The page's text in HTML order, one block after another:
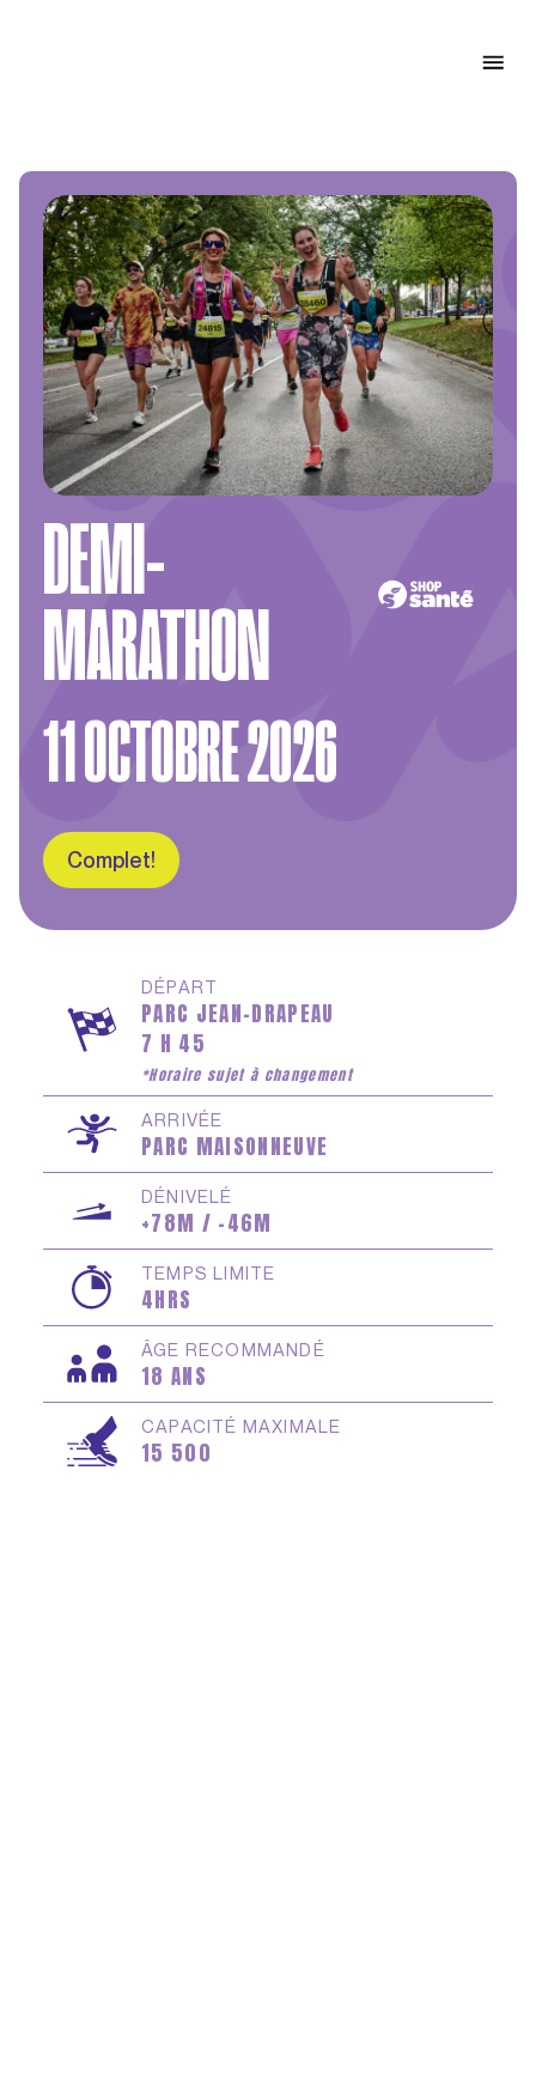
MARATHON BENEVA DE MONTRÉAL
ACCUEIL
RÉSULTATS
LES ÉPREUVES
L'ÉVÈNENEMENT
CONSEILS COUREURS
INSCRIPTION 2026
21K NESPRESSO DE MONTRÉAL
NOS ÉPREUVES
L'ÉVÈNEMENT
CONSEILS COUREURS
DEMI-
MARATHON
11 OCTOBRE 2026
Complet!
DÉPART
PARC JEAN-DRAPEAU
7 H 45
*Horaire sujet à changement
ARRIVÉE
PARC MAISONNEUVE
DÉNIVELÉ
+78M / -46M
TEMPS LIMITE
4HRS
ÂGE RECOMMANDÉ
18 ANS
CAPACITÉ MAXIMALE
15 500